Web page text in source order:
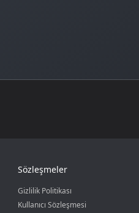
Sözleşmeler
Gizlilik Politikası
Kullanıcı Sözleşmesi